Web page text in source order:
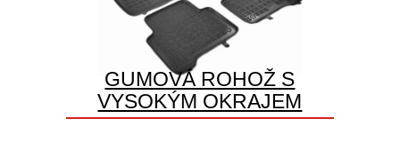
GUMOVÁ ROHOŽ S
VYSOKÝM OKRAJEM